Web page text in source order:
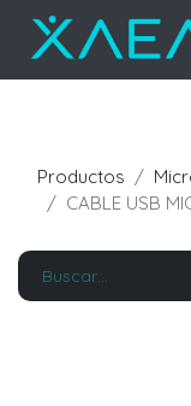
Productos
CABLE USB